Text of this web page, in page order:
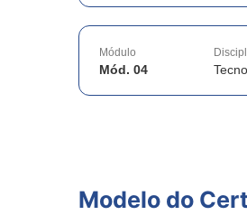
Módulo
Mód. 04
Modelo do